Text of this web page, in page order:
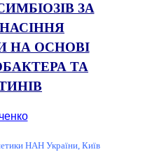
ЗА
НА ОСНОВІ
ТА
НАН України, Київ